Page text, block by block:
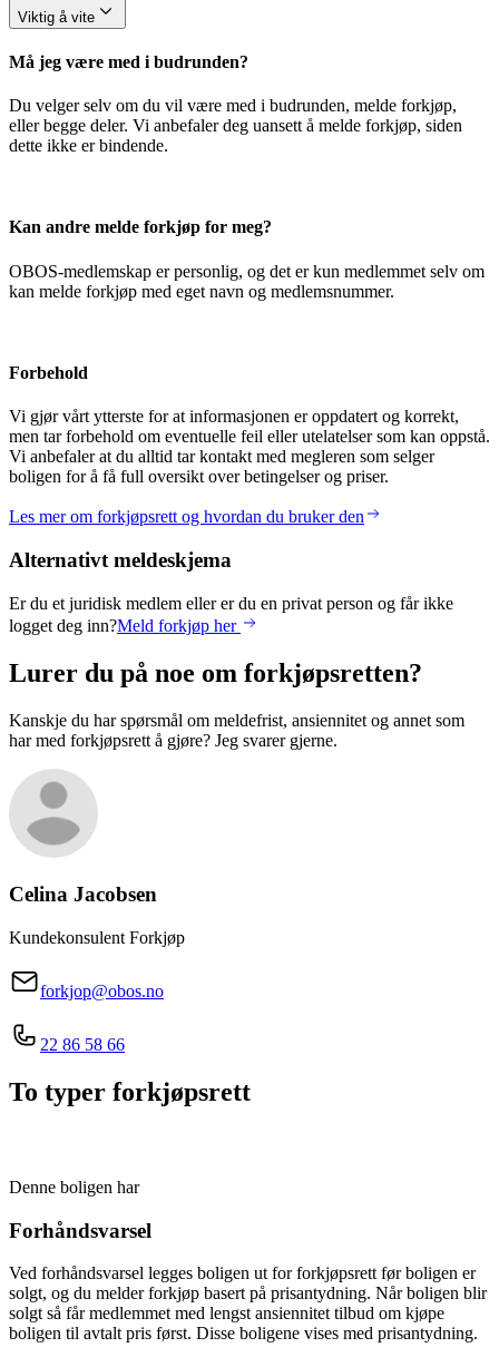
Viktig å vite
Må jeg være med i budrunden?
Du velger selv om du vil være med i budrunden, melde forkjøp,
eller begge deler. Vi anbefaler deg uansett å melde forkjøp, siden
dette ikke er bindende.
Kan andre melde forkjøp for meg?
OBOS-medlemskap er personlig, og det er kun medlemmet selv om
kan melde forkjøp med eget navn og medlemsnummer.
Forbehold
Vi gjør vårt ytterste for at informasjonen er oppdatert og korrekt,
men tar forbehold om eventuelle feil eller utelatelser som kan oppstå.
Vi anbefaler at du alltid tar kontakt med megleren som selger
boligen for å få full oversikt over betingelser og priser.
Les mer om forkjøpsrett og hvordan du bruker den
Alternativt meldeskjema
Er du et juridisk medlem eller er du en privat person og får ikke
logget deg inn?Meld forkjøp her
Lurer du på noe om forkjøpsretten?
Kanskje du har spørsmål om meldefrist, ansiennitet og annet som
har med forkjøpsrett å gjøre? Jeg svarer gjerne.
Celina Jacobsen
Kundekonsulent Forkjøp
forkjop@obos.no
22 86 58 66
To typer forkjøpsrett
Denne boligen har
Forhåndsvarsel
Ved forhåndsvarsel legges boligen ut for forkjøpsrett før boligen er
solgt, og du melder forkjøp basert på prisantydning. Når boligen blir
solgt så får medlemmet med lengst ansiennitet tilbud om kjøpe
boligen til avtalt pris først. Disse boligene vises med prisantydning.